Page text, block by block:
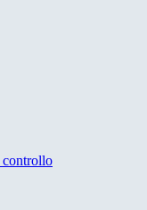
controllo